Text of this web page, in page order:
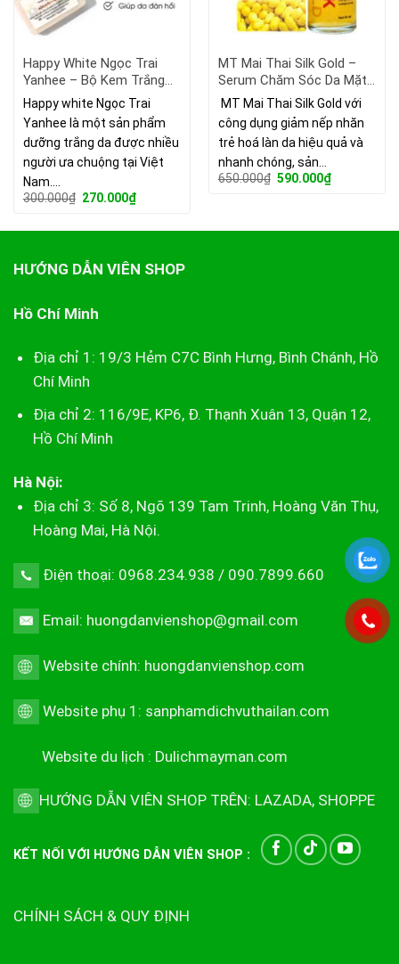
Happy White Ngọc Trai
Yanhee – Bộ Kem Trắng
Da Thái Lan.
Happy white Ngọc Trai
Yanhee là một sản phẩm
dưỡng trắng da được nhiều
người ưa chuộng tại Việt
Nam.…
300.000₫ Giá
300.000₫.
270.000₫Giá
hiện
là:
MT Mai Thai Silk Gold –
Serum Chăm Sóc Da Mặt
Trẻ Hóa Giảm Nếp Nhăn.
MT Mai Thai Silk Gold với
công dụng giảm nếp nhăn
trẻ hoá làn da hiệu quả và
nhanh chóng, sản…
650.000₫ Giá
590.000₫Giá
hiện
HƯỚNG DẪN VIÊN SHOP
Hồ Chí Minh
Địa chỉ 1: 19/3 Hẻm C7C Bình Hưng, Bình Chánh, Hồ
Chí Minh
Địa chỉ 2: 116/9E, KP6, Đ. Thạnh Xuân 13, Quận 12,
Hồ Chí Minh
Hà Nội:
Địa chỉ 3: Số 8, Ngõ 139 Tam Trinh, Hoàng Văn Thụ,
Hoàng Mai, Hà Nội.
Điện thoại: 0968.234.938 / 090.7899.660
Email: huongdanvienshop@gmail.com
Website chính: huongdanvienshop.com
Website phụ 1: sanphamdichvuthailan.com
Website du lịch : Dulichmayman.com
HƯỚNG DẪN VIÊN SHOP TRÊN: LAZADA, SHOPPE
KẾT NỐI VỚI HƯỚNG DẪN VIÊN SHOP :
CHÍNH SÁCH & QUY ĐỊNH